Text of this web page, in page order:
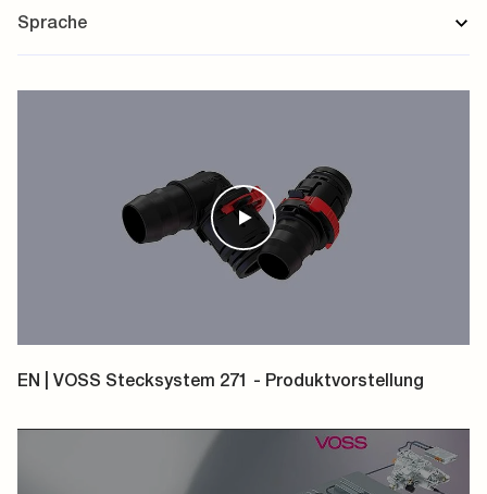
Sprache
Spanisch
EN | VOSS Stecksystem 271 - Produktvorstellung